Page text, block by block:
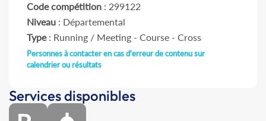
Code compétition : 299122
Niveau : Départemental
Type: Running / Meeting - Course - Cross
Personnes à contacter en cas d'erreur de contenu sur
calendrier ou résultats
Services disponibles